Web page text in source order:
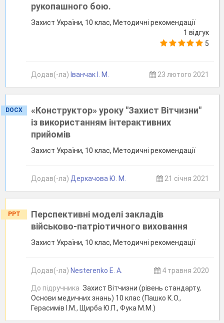
рукопашного бою.
Захист України, 10 клас, Методичні рекомендації
1 відгук
5
Додав(-ла) Іванчак І. М. 23 лютого 2021
DOCX
«Конструктор» уроку "Захист Вітчизни"
із використанням інтерактивних
прийомів
Захист України, 10 клас, Методичні рекомендації
Додав(-ла) Деркачова Ю. М. 21 січня 2021
PPT
Перспективні моделі закладів
військово-патріотичного виховання
Захист України, 10 клас, Методичні рекомендації
Додав(-ла) Nesterenko E. А. 4 травня 2020
До підручника Захист Вітчизни (рівень стандарту,
Основи медичних знань) 10 клас (Пашко К.О.,
Герасимів І.М., Щирба Ю.П., Фука М.М.)